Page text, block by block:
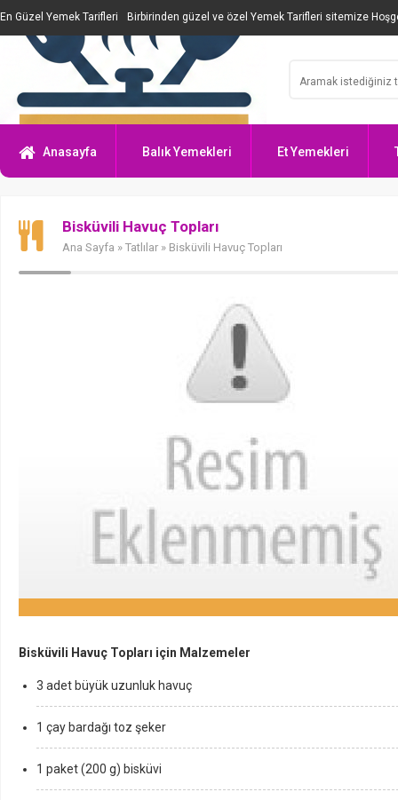
En Güzel Yemek Tarifleri Birbirinden güzel ve özel Yemek Tarifleri sitemize
Anasayfa Balık Yemekleri Et Yemekleri
Bisküvili Havuç Topları
Ana Sayfa » Tatlılar » Bisküvili Havuç Topları
Bisküvili Havuç Topları için Malzemeler
3 adet büyük uzunluk havuç
1 çay bardağı toz şeker
1 paket (200 g) bisküvi